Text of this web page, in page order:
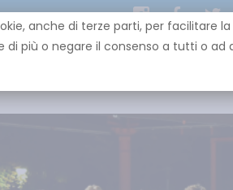
anche di terze parti, per facilitare
di più o negare il consenso a tutti o ad